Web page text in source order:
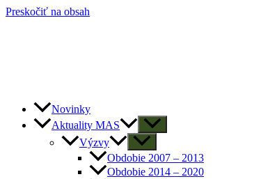
Preskočiť na obsah
Novinky
Aktuality MAS
Výzvy
Obdobie 2007 – 2013
Obdobie 2014 – 2020